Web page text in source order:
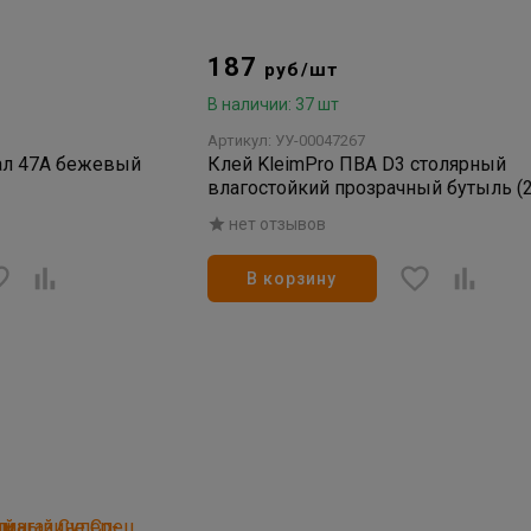
47А бежевый
187 руб/шт
В наличии: 37 шт
Артикул: УУ-00047267
Клей KleimPro ПВА D3 столярный
влагостойкий прозрачный бутыль
нет отзывов
В корзину